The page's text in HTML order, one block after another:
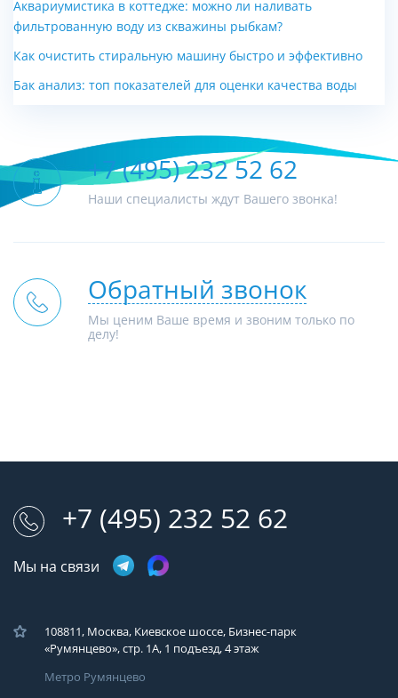
Аквариумистика в коттедже: можно ли наливать
фильтрованную воду из скважины рыбкам?
Как очистить стиральную машину быстро и эффективно
Бак анализ: топ показателей для оценки качества воды
+7 (495) 232 52 62
Наши специалисты ждут Вашего звонка!
Обратный звонок
Мы ценим Ваше время и звоним только по
делу!
+7 (495) 232 52 62
Мы на связи
108811, Москва, Киевское шоссе, Бизнес-парк
«Румянцево», стр. 1А, 1 подъезд, 4 этаж
Метро Румянцево